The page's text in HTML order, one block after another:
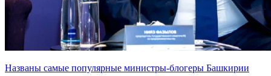
Названы самые популярные министры-блогеры Башкирии